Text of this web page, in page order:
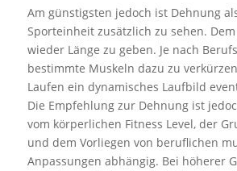
Am günstigsten jedoch ist Dehnung
Sporteinheit zusätzlich zu sehen.
wieder Länge zu geben. Je nach
bestimmte Muskeln dazu zu
Laufen ein dynamisches Laufbild
Die Empfehlung zur Dehnung ist
vom körperlichen Fitness Level, der
und dem Vorliegen von beruflichen
Anpassungen abhängig. Bei höherer